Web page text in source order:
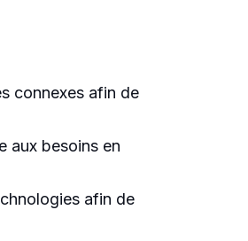
connexes afin de
aux besoins en
afin de